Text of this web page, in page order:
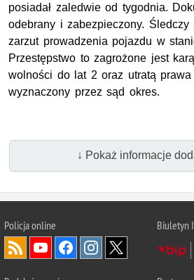
posiadał zaledwie od tygodnia.
odebrany i zabezpieczony. Śledczy
zarzut prowadzenia pojazdu w
Przestępstwo to zagrożone jest
wolności do lat 2 oraz utratą
wyznaczony przez sąd okres.
↓ Pokaż informacje
Policjaonline
Biuletyn